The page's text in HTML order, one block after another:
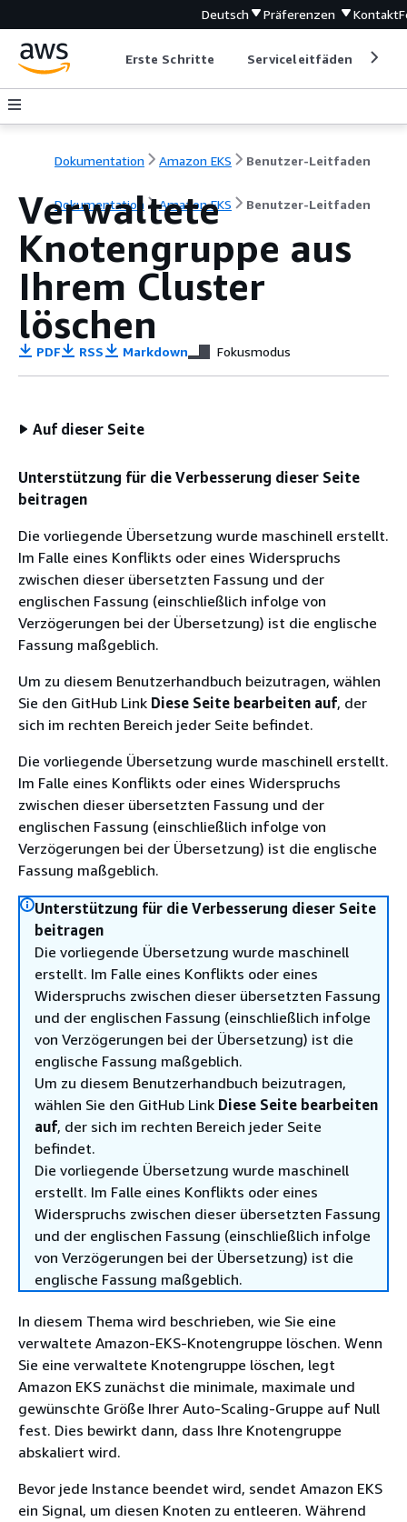
Deutsch Präferenzen Kontakt
Erste Schritte Serviceleitfäden
Dokumentation Amazon EKS Benutzer-Leitfaden
Dokumentation Amazon EKS Benutzer-Leitfaden
Verwaltete
Knotengruppe aus
Ihrem Cluster
löschen
PDF RSS Markdown Fokusmodus
Auf dieser Seite
Unterstützung für die Verbesserung dieser Seite
beitragen
Die vorliegende Übersetzung wurde maschinell erstellt.
Im Falle eines Konflikts oder eines Widerspruchs
zwischen dieser übersetzten Fassung und der
englischen Fassung (einschließlich infolge von
Verzögerungen bei der Übersetzung) ist die englische
Fassung maßgeblich.
Um zu diesem Benutzerhandbuch beizutragen, wählen
Sie den GitHub Link Diese Seite bearbeiten auf, der
sich im rechten Bereich jeder Seite befindet.
Die vorliegende Übersetzung wurde maschinell erstellt.
Im Falle eines Konflikts oder eines Widerspruchs
zwischen dieser übersetzten Fassung und der
englischen Fassung (einschließlich infolge von
Verzögerungen bei der Übersetzung) ist die englische
Fassung maßgeblich.
Unterstützung für die Verbesserung dieser Seite
beitragen
Die vorliegende Übersetzung wurde maschinell
erstellt. Im Falle eines Konflikts oder eines
Widerspruchs zwischen dieser übersetzten Fassung
und der englischen Fassung (einschließlich infolge
von Verzögerungen bei der Übersetzung) ist die
englische Fassung maßgeblich.
Um zu diesem Benutzerhandbuch beizutragen,
wählen Sie den GitHub Link Diese Seite bearbeiten
auf, der sich im rechten Bereich jeder Seite
befindet.
Die vorliegende Übersetzung wurde maschinell
erstellt. Im Falle eines Konflikts oder eines
Widerspruchs zwischen dieser übersetzten Fassung
und der englischen Fassung (einschließlich infolge
von Verzögerungen bei der Übersetzung) ist die
englische Fassung maßgeblich.
In diesem Thema wird beschrieben, wie Sie eine
verwaltete Amazon-EKS-Knotengruppe löschen. Wenn
Sie eine verwaltete Knotengruppe löschen, legt
Amazon EKS zunächst die minimale, maximale und
gewünschte Größe Ihrer Auto-Scaling-Gruppe auf Null
fest. Dies bewirkt dann, dass Ihre Knotengruppe
abskaliert wird.
Bevor jede Instance beendet wird, sendet Amazon EKS
ein Signal, um diesen Knoten zu entleeren. Während